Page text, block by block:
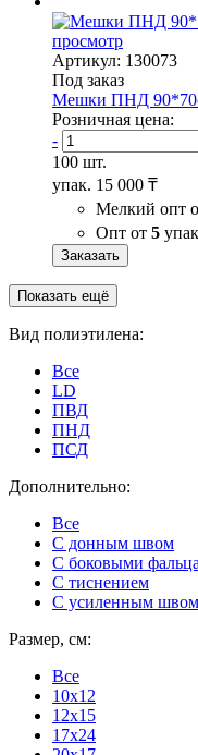
просмотр
Артикул: 130073
Под заказ
Мешки ПНД
Розничная цена:
-
100 шт.
упак. 15 000 ₸
Мелкий опт
Опт от 5
Заказать
Показать ещё
Вид полиэтилена:
Все
LD
ПВД
ПНД
ПСД
Дополнительно:
Все
C донным швом
С боковыми
С тиснением
С усиленным швом
Размер, см:
Все
10x12
12x15
17x24